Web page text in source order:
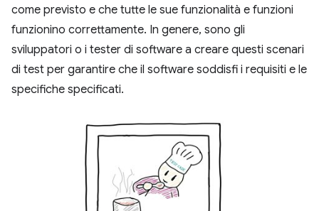
come previsto e che tutte le sue funzionalità e funzioni
funzionino correttamente. In genere, sono gli
sviluppatori o i tester di software a creare questi scenari
di test per garantire che il software soddisfi i requisiti e le
specifiche specificati.